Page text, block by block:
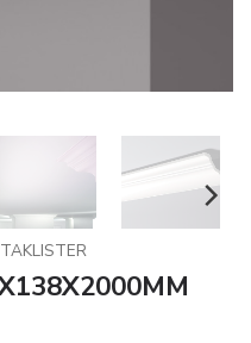
TAKLISTER